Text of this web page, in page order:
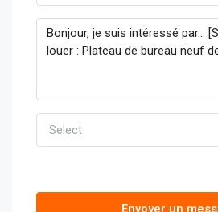
Select
Envoyer un